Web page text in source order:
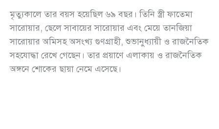
মৃত্যুকালে তার বয়স হয়েছিল ৬৯ বছর। তিনি স্ত্রী ফাতেমা
সারোয়ার, ছেলে সাবায়ের সারোয়ার এবং মেয়ে তানজিয়া
সারোয়ার অমিসহ অসংখ্য গুণগ্রাহী, শুভানুধ্যায়ী ও রাজনৈতিক
সহযোদ্ধা রেখে গেছেন। তার প্রয়াণে এলাকায় ও রাজনৈতিক
অঙ্গনে শোকের ছায়া নেমে এসেছে।